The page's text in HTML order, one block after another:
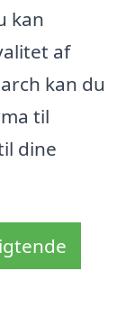
kan
af
kan du
til
dine